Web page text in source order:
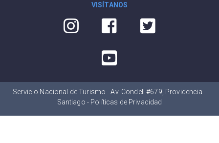
VISÍTANOS
Servicio Nacional de Turismo - Av. Condell #679, Providencia -
Santiago - Políticas de Privacidad